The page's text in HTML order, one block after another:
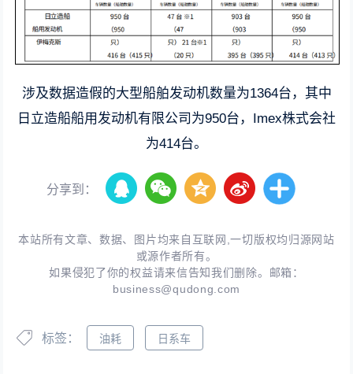
涉及数据造假的大型船舶发动机数量为1364台，其中
日立造船船用发动机有限公司为950台，Imex株式会社
为414台。
分享到：
本站所有文章、数据、图片均来自互联网,一切版权均归源网站
或源作者所有。
如果侵犯了你的权益请来信告知我们删除。邮箱：
business@qudong.com
标签： 油耗 日系车